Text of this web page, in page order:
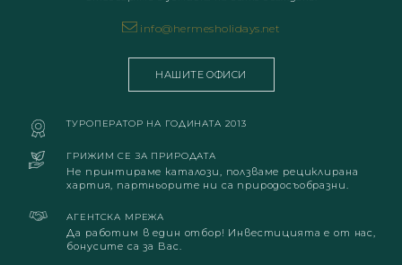
info@hermesholidays.net
НАШИТЕ ОФИСИ
ТУРОПЕРАТОР НА ГОДИНАТА 2013
ГРИЖИМ СЕ ЗА ПРИРОДАТА
Не принтираме каталози, ползваме рециклирана
хартия, партньорите ни са природосъобразни.
АГЕНТСКА МРЕЖА
Да работим в един отбор! Инвестицията е от нас,
бонусите са за Вас.